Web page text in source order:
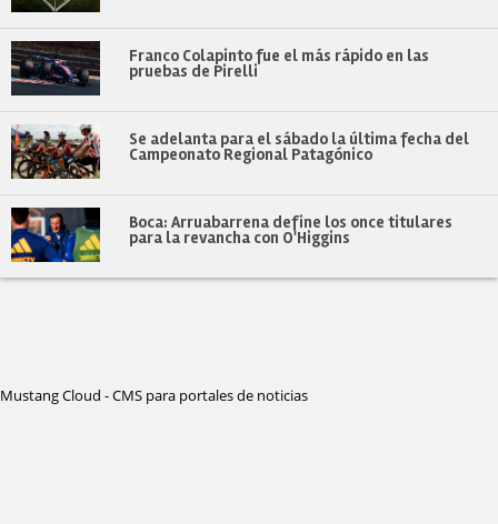
Franco Colapinto fue el más rápido en las
pruebas de Pirelli
Se adelanta para el sábado la última fecha del
Campeonato Regional Patagónico
Boca: Arruabarrena define los once titulares
para la revancha con O'Higgins
Mustang Cloud - CMS para portales de noticias